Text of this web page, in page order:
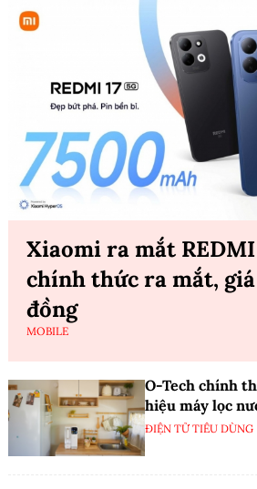
Xiaomi ra mắt REDMI
chính thức ra mắt,
đồng
MOBILE
O-Tech chính
hiệu máy lọc
ĐIỆN TỬ TIÊU DÙNG